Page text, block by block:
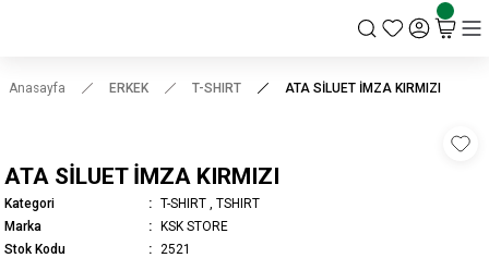
Anasayfa ERKEK T-SHIRT ATA SİLUET İMZA KIRMIZI
ATA SİLUET İMZA KIRMIZI
Kategori T-SHIRT
TSHIRT
Marka
KSK STORE
Stok Kodu
2521